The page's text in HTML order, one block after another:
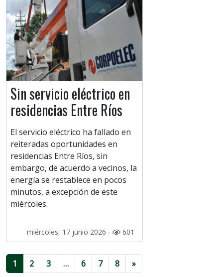
Sin servicio eléctrico en
residencias Entre Ríos
El servicio eléctrico ha fallado en
reiteradas oportunidades en
residencias Entre Ríos, sin
embargo, de acuerdo a vecinos, la
energía se restablece en pocos
minutos, a excepción de este
miércoles.
miércoles, 17 junio 2026 - 601
1 2 3 … 6 7 8 »